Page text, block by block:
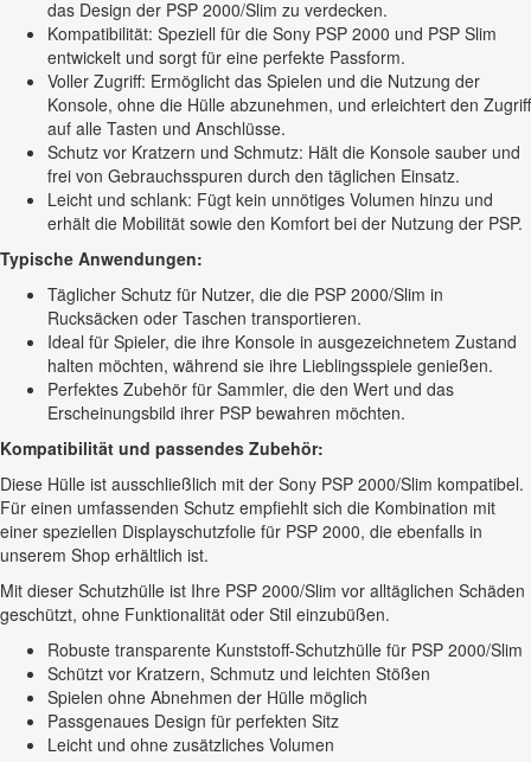
das Design der PSP 2000/Slim zu verdecken.
Kompatibilität: Speziell für die Sony PSP 2000 und PSP Slim
entwickelt und sorgt für eine perfekte Passform.
Voller Zugriff: Ermöglicht das Spielen und die Nutzung der
Konsole, ohne die Hülle abzunehmen, und erleichtert den Zugriff
auf alle Tasten und Anschlüsse.
Schutz vor Kratzern und Schmutz: Hält die Konsole sauber und
frei von Gebrauchsspuren durch den täglichen Einsatz.
Leicht und schlank: Fügt kein unnötiges Volumen hinzu und
erhält die Mobilität sowie den Komfort bei der Nutzung der PSP.
Typische Anwendungen:
Täglicher Schutz für Nutzer, die die PSP 2000/Slim in
Rucksäcken oder Taschen transportieren.
Ideal für Spieler, die ihre Konsole in ausgezeichnetem Zustand
halten möchten, während sie ihre Lieblingsspiele genießen.
Perfektes Zubehör für Sammler, die den Wert und das
Erscheinungsbild ihrer PSP bewahren möchten.
Kompatibilität und passendes Zubehör:
Diese Hülle ist ausschließlich mit der Sony PSP 2000/Slim kompatibel.
Für einen umfassenden Schutz empfiehlt sich die Kombination mit
einer speziellen Displayschutzfolie für PSP 2000, die ebenfalls in
unserem Shop erhältlich ist.
Mit dieser Schutzhülle ist Ihre PSP 2000/Slim vor alltäglichen Schäden
geschützt, ohne Funktionalität oder Stil einzubüßen.
Robuste transparente Kunststoff-Schutzhülle für PSP 2000/Slim
Schützt vor Kratzern, Schmutz und leichten Stößen
Spielen ohne Abnehmen der Hülle möglich
Passgenaues Design für perfekten Sitz
Leicht und ohne zusätzliches Volumen